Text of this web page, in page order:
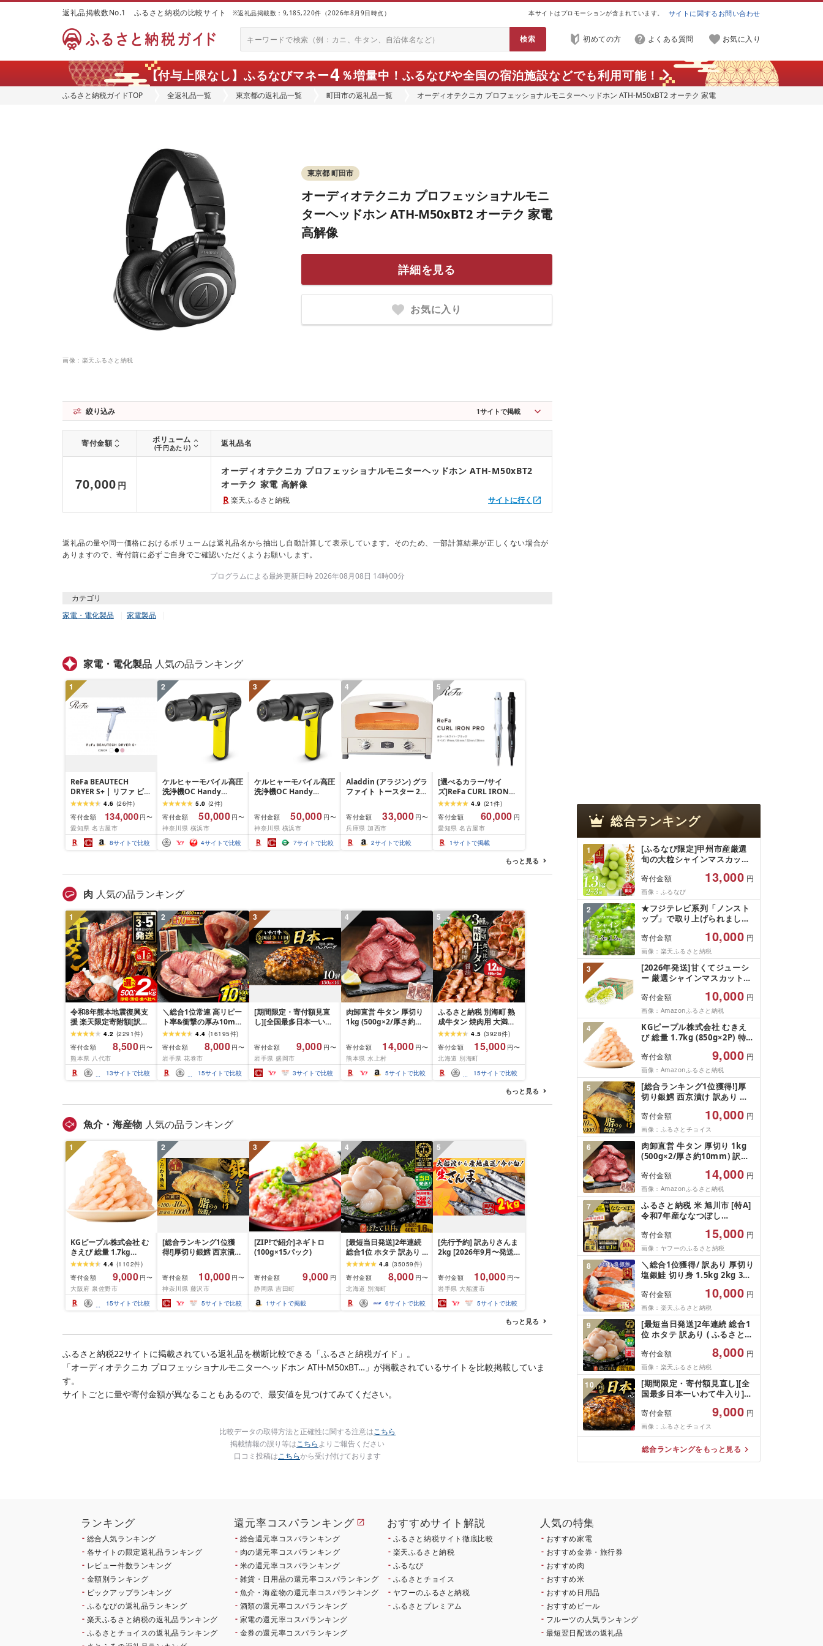
返礼品掲載数No.1 ふるさと納税の比較サイト ※返礼品掲載数：9,185,220件（2026年8月9日時点） 本サイトはプロモーションが含まれています。 サイトに関するお問い合わせ
初めての方 よくある質問 お気に入り
【付与上限なし】ふるなびマネー4％増量中！ ふるなびや全国の宿泊施設などでも利用可能！
ふるさと納税ガイドTOP 全返礼品一覧 東京都の返礼品一覧 町田市の返礼品一覧
オーディオテクニカ プロフェッショナルモニターヘッドホン ATH-M50xBT2 オーテク 家電
画像：楽天ふるさと納税
東京都 町田市
オーディオテクニカ プロフェッショナルモニ
ターヘッドホン ATH-M50xBT2 オーテク 家電
高解像
詳細を見る
お気に入り
絞り込み 1サイトで掲載
寄付金額 ボリューム
(千円あたり) 返礼品名
70,000 円
楽天ふるさと納税
オーディオテクニカ プロフェッショナルモニターヘッドホン ATH-M50xBT2
オーテク 家電 高解像
サイトに行く
返礼品の量や同一価格におけるボリュームは返礼品名から抽出し自動計算して表示しています。そのため、一部計算結果が正しくない場合が
ありますので、寄付前に必ずご自身でご確認いただくようお願いします。
プログラムによる最終更新日時 2026年08月08日 14時00分
カテゴリ
家電・電化製品
家電製品
家電・電化製品 人気の品ランキング
1
ReFa BEAUTECH
DRYER S+ | リファ ビュ
ーテックドライヤー エ
スプラスドライヤー ヘ
アケア 1年保証 おしゃれ
人気 日用品 美容家電 美
容師 人気 おすすめ ギフ
ト 軽量 コンパクト 痛ま
4.6 (26件)
寄付金額
134,000 円〜
愛知県 名古屋市
8サイトで比較
2
ケルヒャーモバイル高圧
洗浄機OC Handy
Compact(ハンディエア)
5.0 (2件)
寄付金額
50,000 円〜
神奈川県 横浜市
4サイトで比較
3
ケルヒャーモバイル高圧
洗浄機OC Handy
神奈川県 横浜市 生活家
電 日用品 人気 おすすめ
送料無料 掃除 便利 コン
パクト 高圧洗浄機 ポー
タブル清掃 泡洗浄 家事
寄付金額 50,000 円〜
神奈川県 横浜市
7サイトで比較
4
Aladdin (アラジン) グラ
ファイト トースター 2枚
調節機能 タイマー機能
付き [遠赤グラファイト
搭載] ホワイト AET-
GS13C(W)
寄付金額 33,000 円〜
兵庫県 加西市
2サイトで比較
5
[選べるカラー/サイ
ズ]ReFa CURL IRON
PRO(ホワイト or ブラッ
ク/19mm・26mm・
32mm・38mm)| リフ
ァ カールアイロン 海外
対応 ヘアアイロン コテ
証 美容師 ヘアケア スタ
4.9 (21件)
寄付金額
60,000 円
愛知県 名古屋市
1サイトで掲載
もっと見る
肉 人気の品ランキング
1
令和8年熊本地震復興支
援 楽天限定寄附額[訳あ
り]牛タン 500g〜2kg 肉
牛肉 訳あり 牛タン 冷凍
小分け 厚切り 薄切り 食
べ比べ 500g 1kg 1.5kg
2kg 牛 人気 ビーフ 牛た
ん ふるさと納税 ランキ
4.2 (2291件)
寄付金額
8,500 円〜
熊本県 八代市
13サイトで比較
2
＼総合1位常連 高リピー
ト率&衝撃の厚み10mm
厚切り牛タン 塩味/ ≪ス
ピード発送!!10営業日以
内発送≫ 選べる内容量
500g / 1kg 定期便 毎月
届く 牛肉 肉 BBQ ふるさ
と 人気 ランキング 岩手
4.4 (16195件)
寄付金額
8,000 円〜
岩手県 花巻市
15サイトで比較
3
[期間限定・寄付額見直
し][全国最多日本一いわ
1.5kg(150g×10個) いわ
て牛 × 岩中豚 ハンバー
グ 合挽き 合い挽き 黒毛
和牛 人気 冷凍 個包装 小
分け 冷凍 牛肉 豚肉 和牛
岡 shikoku001k
寄付金額 9,000 円〜
岩手県 盛岡市
3サイトで比較
4
肉卸直営 牛タン 厚切り
1kg (500g×2/厚さ約
牛肉 焼肉 冷凍 スライス
業務用 バーベキュー
BBQ おつまみ ギフト お
祝い お中元 夏ギフト
寄付金額 14,000 円〜
熊本県 水上村
5サイトで比較
5
ふるさと納税 別海町 熟
成牛タン 焼肉用 大満足
1.2kg3種 牛タン厚切り
スライス ステーキ 別海
町ふるさと納税
4.5 (3928件)
寄付金額
15,000 円〜
北海道 別海町
15サイトで比較
もっと見る
魚介・海産物 人気の品ランキング
1
KGピープル株式会社 む
きえび 総量 1.7kg
(850g×2P) 特大 5Lサイ
ズ バナメイエビ バラ凍
結 下処理不要 サイズ不
揃い 訳あり
4.4 (1102件)
寄付金額
9,000 円〜
大阪府 泉佐野市
15サイトで比較
2
[総合ランキング1位獲
得!]厚切り銀鱈 西京漬け
約 1,000g (約 100g × 10
切) 西京味噌 西京みそ 味
噌漬け みそ 味噌 鮮魚 魚
介 銀だら 銀ダラ ギンダ
ラ ぎんだら 鱈 タラ 魚
礼品 おかず おつまみ お
酒のあて 家計応援
10000円 魚喜 神奈川 湘
寄付金額 10,000 円〜
神奈川県 藤沢市
5サイトで比較
3
[ZIP!で紹介]ネギトロ
(100g×15パック)
寄付金額 9,000 円
静岡県 吉田町
1サイトで掲載
4
[最短当日発送]2年連続
総合1位 ホタテ 訳あり (
ふるさと納税 ほたて ふ
るさと納税 訳あり 帆立
ふるさと わけあり ホタ
テ貝柱 貝 人気 不揃い 刺
身 規格外 魚介 ランキン
グ 海鮮 冷凍 発送時期が
4.8 (35059件)
寄付金額
8,000 円〜
北海道 別海町
6サイトで比較
5
[先行予約] 訳ありさんま
2kg [2026年9月〜発送
マ Sashimi FISH 魚 新
鮮 ごはん 夕飯 おかず お
つまみ 晩酌 米 丼 海産物
海鮮 魚介 魚介類 テレビ
TV 放送 ニュース 番組
大船渡 大船渡市 三陸 被
寄付金額 10,000 円〜
岩手県 大船渡市
5サイトで比較
もっと見る
ふるさと納税22サイトに掲載されている返礼品を横断比較できる「ふるさと納税ガイド」。
「オーディオテクニカ プロフェッショナルモニターヘッドホン ATH-M50xBT…」が掲載されているサイトを比較掲載していま
す。
サイトごとに量や寄付金額が異なることもあるので、最安値を見つけてみてください。
比較データの取得方法と正確性に関する注意はこちら
掲載情報の誤り等はこちらよりご報告ください
口コミ投稿はこちらから受け付けております
総合ランキング
1
[ふるなび限定]甲州市産厳選
旬の大粒シャインマスカット
(MG)B12-472 FN-Limited-
VO シャインマスカット フル
ーツ
寄付金額 13,000 円
画像：ふるなび
2
★フジテレビ系列「ノンスト
ップ」で取り上げられました!
ルプス市産シャインマスカッ
ト1.2kg以上(2〜3房)ふるさと
納税 おすすめ 山梨県 南アル
プス市 送料無料 AL
寄付金額 10,000 円
画像：楽天ふるさと納税
3
[2026年発送]甘くてジューシ
ー 厳選シャインマスカット
日)から10月下旬までの発送)
フルーツ ぶどう 果物 山梨県
産 2026 旬 大粒 高級 ブドウ
葡萄 富士吉田市
寄付金額 10,000 円
画像：Amazonふるさと納税
4
KGピープル株式会社 むきえ
び 総量 1.7kg (850g×2P) 特大
凍結 下処理不要 サイズ不揃い
訳あり
寄付金額 9,000 円
画像：Amazonふるさと納税
5
[総合ランキング1位獲得!]厚
切り銀鱈 西京漬け 訳あり 銀
100g × 10切) 西京味噌 西京み
そ 味噌漬け みそ 味噌 鮮魚 魚
介 銀だら 銀ダラ ギンダラ ぎ
んだら 鱈 タラ 魚 西京焼き 西
京漬 西京やき 冷凍 厳選 鮮魚
漬け魚 漬魚 新鮮 小分け 人気
返礼品 おかず おつまみ お酒
のあて 家計応援 10000円 魚
喜 神奈川 湘南 藤沢
寄付金額 10,000 円
画像：ふるさとチョイス
6
肉卸直営 牛タン 厚切り 1kg
(500g×2/厚さ約10mm) 訳あ
ライス 業務用 バーベキュー
BBQ おつまみ ギフト お祝い
お中元 夏ギフト
寄付金額 14,000 円
画像：Amazonふるさと納税
7
ふるさと納税 米 旭川市 [特A]
令和7年産ななつぼし
お米[さとふる限定]_05957
寄付金額 15,000 円
画像：ヤフーのふるさと納税
8
＼総合1位獲得/ 訳あり 厚切り
塩銀鮭 切り身 1.5kg 2kg 3kg
さけ しゃけ サーモン 魚 魚介
類 魚介 魚貝 水産 海鮮 海産物
冷凍 厚切 肉 厚 塩鮭 銀鮭 ふ
るさと 送料無料 切身 規格外
千葉県 銚子市 銚子東洋
寄付金額 10,000 円
画像：楽天ふるさと納税
9
[最短当日発送]2年連続 総合1
位 ホタテ 訳あり ( ふるさと納
り 帆立 ふるさと わけあり ホ
タテ貝柱 貝 人気 不揃い 刺身
規格外 魚介 ランキング 海鮮
冷凍 発送時期が選べる 北海道
別海町 )(クラウドファンディ
ング対象)
寄付金額 8,000 円
画像：楽天ふるさと納税
10
[期間限定・寄付額見直し][全
国最多日本一いわて牛入り]ハ
いわて牛 × 岩中豚 ハンバーグ
合挽き 合い挽き 黒毛和牛 人
気 冷凍 個包装 小分け 冷凍 牛
肉 豚肉 和牛 ビーフ ポーク は
んばーぐ 挽肉 お肉 ミンチ 肉
寄付金額 9,000 円
画像：ふるさとチョイス
総合ランキングをもっと見る
ランキング
総合人気ランキング
各サイトの限定返礼品ランキング
レビュー件数ランキング
金額別ランキング
ピックアップランキング
ふるなびの返礼品ランキング
楽天ふるさと納税の返礼品ランキング
ふるさとチョイスの返礼品ランキング
還元率コスパランキング
総合還元率コスパランキング
肉の還元率コスパランキング
米の還元率コスパランキング
雑貨・日用品の還元率コスパランキング
魚介・海産物の還元率コスパランキング
酒類の還元率コスパランキング
家電の還元率コスパランキング
金券の還元率コスパランキング
おすすめサイト解説
ふるさと納税サイト徹底比較
楽天ふるさと納税
ふるなび
ふるさとチョイス
ヤフーのふるさと納税
ふるさとプレミアム
人気の特集
おすすめ家電
おすすめ金券・旅行券
おすすめ肉
おすすめ米
おすすめ日用品
おすすめビール
フルーツの人気ランキング
最短翌日配送の返礼品